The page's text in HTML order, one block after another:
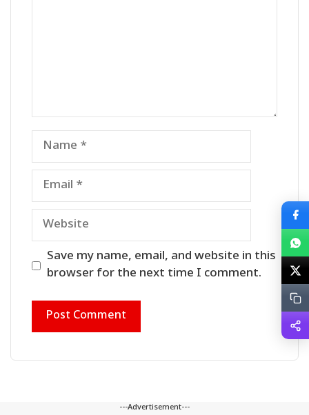
Name
Email
Website
Save my name, email, and website in this
browser for the next time I comment.
---Advertisement---